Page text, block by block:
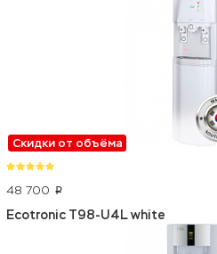
Скидки от объёма
48 700 p
Ecotronic T98-U4L white